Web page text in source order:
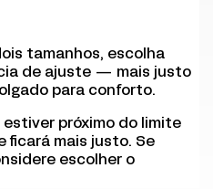
tamanhos, escolha
de ajuste — mais justo
para conforto.
estiver próximo do limite
ficará mais justo. Se
escolher o